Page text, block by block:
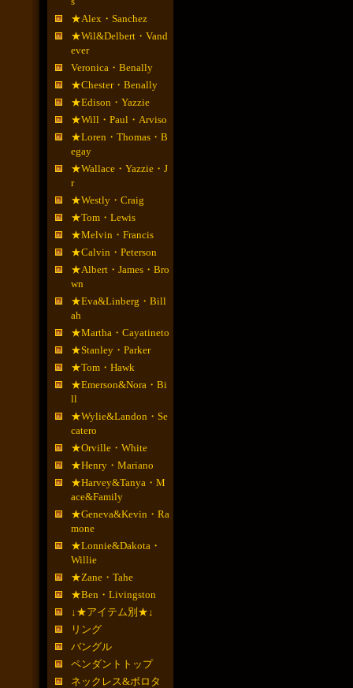
★Alex・Sanchez
★Wil&Delbert・Vand
ever
Veronica・Benally
★Chester・Benally
★Edison・Yazzie
★Will・Paul・Arviso
★Loren・Thomas・B
egay
★Wallace・Yazzie・J
r
★Westly・Craig
★Tom・Lewis
★Melvin・Francis
★Calvin・Peterson
★Albert・James・Bro
wn
★Eva&Linberg・Bill
ah
★Martha・Cayatineto
★Stanley・Parker
★Tom・Hawk
★Emerson&Nora・Bi
ll
★Wylie&Landon・Se
catero
★Orville・White
★Henry・Mariano
★Harvey&Tanya・M
ace&Family
★Geneva&Kevin・Ra
mone
★Lonnie&Dakota・
Willie
★Zane・Tahe
★Ben・Livingston
↓★アイテム別★↓
リング
バングル
ペンダントトップ
ネックレス&ボロタ